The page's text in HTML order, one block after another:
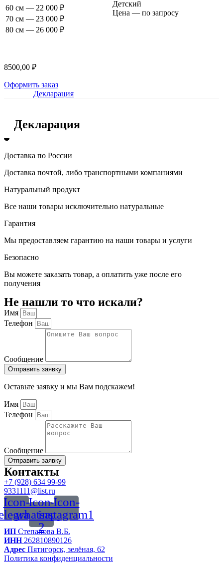
60 см — 22 000 ₽
70 см — 23 000 ₽
80 см — 26 000 ₽
Детский
Цена — по запросу
8500,00 ₽
Оформить заказ
Декларация
Декларация
Доставка по России
Доставка почтой, либо транспортными компаниями
Натуральный продукт
Все наши товары исключительно натуральные
Гарантия
Мы предоставляем гарантию на наши товары и услуги
Безопасно
Вы можете заказать товар, а оплатить уже после его
получения
Не нашли то что искали?
Имя
Телефон
Сообщение
Отправить заявку
Оставьте заявку и мы Вам подскажем!
Имя
Телефон
Сообщение
Отправить заявку
Контакты
+7 (928) 634 99-99
9331111@list.ru
Icon-Icon-
whatsapp-
2
Icon-
instagram1
ИП Степанова В.Б.
ИНН262810890126
Адрес Пятигорск, зелёная, 62
Политика конфиденциальности